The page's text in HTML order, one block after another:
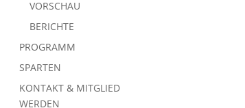
VORSCHAU
BERICHTE
PROGRAMM
SPARTEN
KONTAKT & MITGLIED
WERDEN